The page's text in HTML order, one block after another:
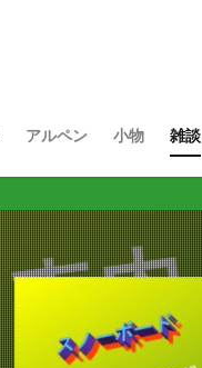
アルペン 小物 雑談